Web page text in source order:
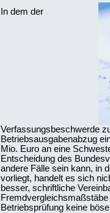
In dem der
Verfassungsbeschwerde
Betriebsausgabenabzug
Mio. Euro an eine
Entscheidung des
andere Fälle sein kann, in
vorliegt, handelt es sich
besser, schriftliche
Betriebsprüfung keine